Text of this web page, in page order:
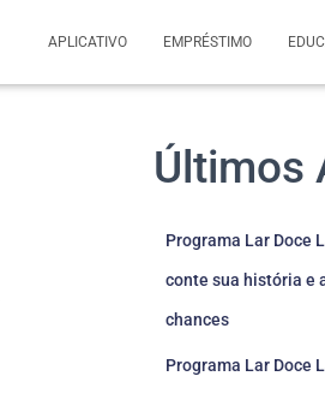
APLICATIVO EMPRÉSTIMO
Últimos
Programa Lar Doce
conte sua história e
chances
Programa Lar Doce